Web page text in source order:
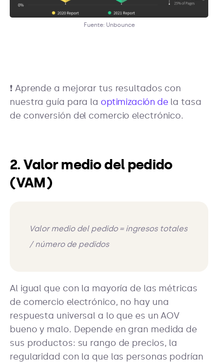
Fuente: Unbounce
❗ Aprende a mejorar tus resultados con
nuestra guía para la optimización de la tasa
de conversión del comercio electrónico.
2. Valor medio del pedido
(VAM)
Valor medio del pedido = ingresos totales
/ número de pedidos
Al igual que con la mayoría de las métricas
de comercio electrónico, no hay una
respuesta universal a lo que es un AOV
bueno y malo. Depende en gran medida de
sus productos: su rango de precios, la
regularidad con la que las personas podrían